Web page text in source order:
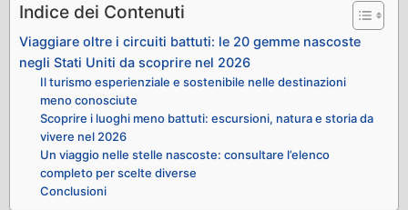
Indice dei Contenuti
Viaggiare oltre i circuiti battuti: le 20 gemme nascoste
negli Stati Uniti da scoprire nel 2026
Il turismo esperienziale e sostenibile nelle destinazioni
meno conosciute
Scoprire i luoghi meno battuti: escursioni, natura e storia da
vivere nel 2026
Un viaggio nelle stelle nascoste: consultare l’elenco
completo per scelte diverse
Conclusioni